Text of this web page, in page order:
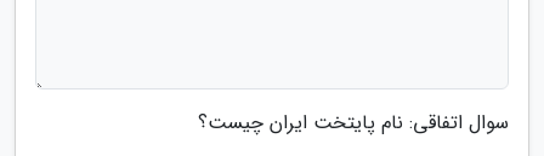
سوال اتفاقی: نام پایتخت ایران چیست؟